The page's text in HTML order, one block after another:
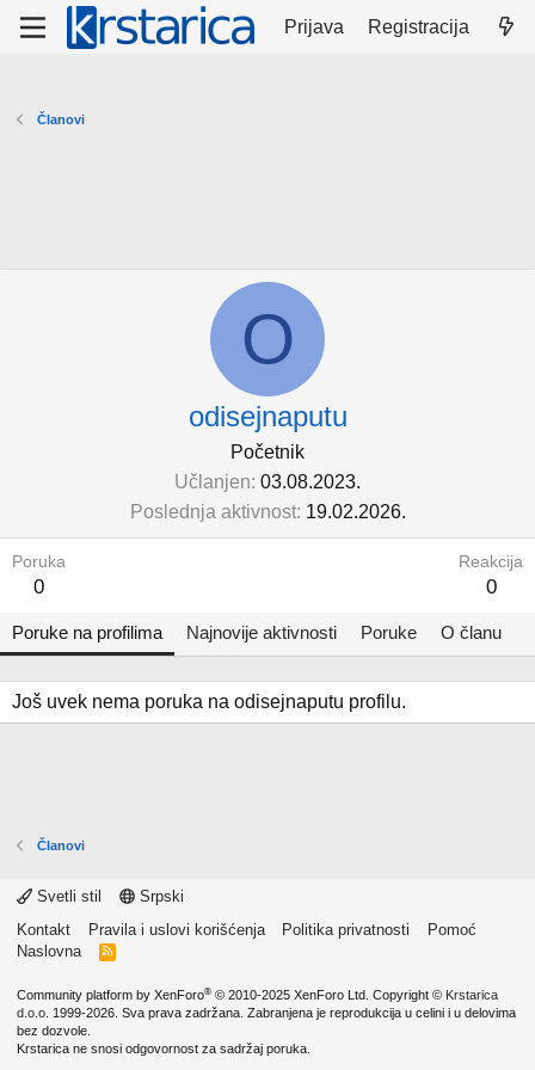
Prijava Registracija
Članovi
O
odisejnaputu
Početnik
Učlanjen 03.08.2023.
Poslednja aktivnost 19.02.2026.
Poruka
0
Reakcija
0
Poruke na profilima Najnovije aktivnosti Poruke O članu
Još uvek nema poruka na odisejnaputu profilu.
Članovi
Svetli stil
Srpski
Kontakt
Pravila i uslovi korišćenja Politika privatnosti
Pomoć
Naslovna
R
Community platform by XenForo® © 2010-2025 XenForo Ltd. Copyright © Krstarica
d.o.o. 1999-2026. Sva prava zadržana. Zabranjena je reprodukcija u celini i u delovima
bez dozvole.
Krstarica ne snosi odgovornost za sadržaj poruka.